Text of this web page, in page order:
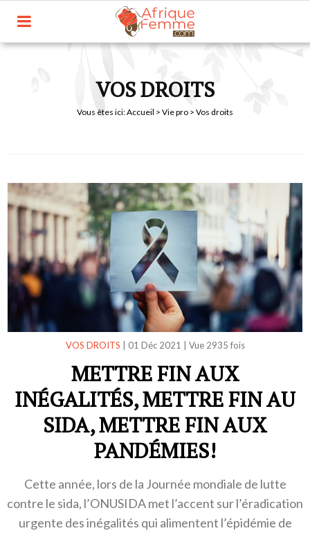
VOS DROITS
Vous êtes ici:Accueil > Vie pro > Vos droits
VOS DROITS 01 Déc 2021 Vue 2935 fois
METTRE FIN AUX
INÉGALITÉS, METTRE FIN AU
SIDA, METTRE FIN AUX
PANDÉMIES!
Cette année, lors de la Journée mondiale de lutte
contre le sida, l’ONUSIDA met l’accent sur l’éradication
urgente des inégalités qui alimentent l’épidémie de